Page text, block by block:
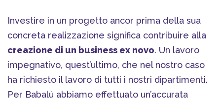
Investire in un progetto ancor prima della sua
concreta realizzazione significa contribuire alla
creazione di un business ex novo. Un lavoro
impegnativo, quest’ultimo, che nel nostro caso
ha richiesto il lavoro di tutti i nostri dipartimenti.
Per Babalù abbiamo effettuato un’accurata